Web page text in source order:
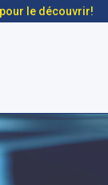
le découvrir!